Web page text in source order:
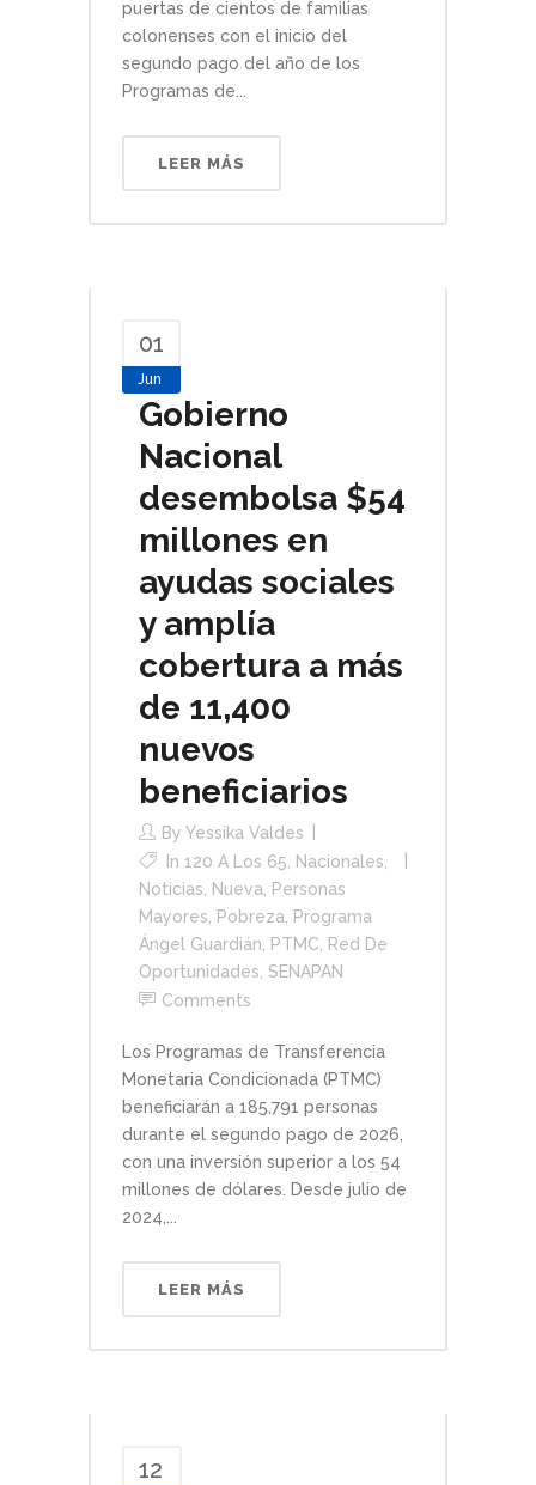
puertas de cientos de familias
colonenses con el inicio del
segundo pago del año de los
Programas de...
LEER MÁS
01
Jun
Gobierno
Nacional
desembolsa $54
millones en
ayudas sociales
y amplía
cobertura a más
de 11,400
nuevos
beneficiarios
By Yessika Valdes
In 120 A Los 65 Nacionales
Noticias
Nueva
Personas
Mayores
Pobreza
Programa
Ángel Guardián
PTMC
Red De
Oportunidades SENAPAN
Comments
Los Programas de Transferencia
Monetaria Condicionada (PTMC)
beneficiarán a 185,791 personas
durante el segundo pago de 2026,
con una inversión superior a los 54
millones de dólares. Desde julio de
2024,...
LEER MÁS
12